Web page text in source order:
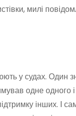
милі
у судах. Один
одне
інших. І